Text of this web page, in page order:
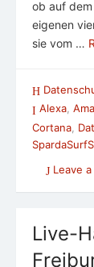
ob auf
eigenen
sie vom …
Alexa,
Cortana
Leave
Live-